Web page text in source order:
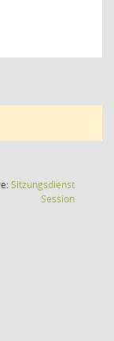
Sitzungsdienst
Session(Wird in